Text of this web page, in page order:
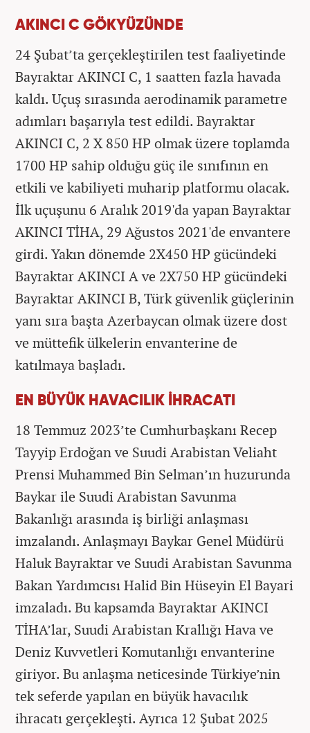
AKINCI C GÖKYÜZÜNDE
24 Şubat’ta gerçekleştirilen test faaliyetinde
Bayraktar AKINCI C, 1 saatten fazla havada
kaldı. Uçuş sırasında aerodinamik parametre
adımları başarıyla test edildi. Bayraktar
AKINCI C, 2 X 850 HP olmak üzere toplamda
1700 HP sahip olduğu güç ile sınıfının en
etkili ve kabiliyeti muharip platformu olacak.
İlk uçuşunu 6 Aralık 2019'da yapan Bayraktar
AKINCI TİHA, 29 Ağustos 2021'de envantere
girdi. Yakın dönemde 2X450 HP gücündeki
Bayraktar AKINCI A ve 2X750 HP gücündeki
Bayraktar AKINCI B, Türk güvenlik güçlerinin
yanı sıra başta Azerbaycan olmak üzere dost
ve müttefik ülkelerin envanterine de
katılmaya başladı.
EN BÜYÜK HAVACILIK İHRACATI
18 Temmuz 2023’te Cumhurbaşkanı Recep
Tayyip Erdoğan ve Suudi Arabistan Veliaht
Prensi Muhammed Bin Selman’ın huzurunda
Baykar ile Suudi Arabistan Savunma
Bakanlığı arasında iş birliği anlaşması
imzalandı. Anlaşmayı Baykar Genel Müdürü
Haluk Bayraktar ve Suudi Arabistan Savunma
Bakan Yardımcısı Halid Bin Hüseyin El Bayari
imzaladı. Bu kapsamda Bayraktar AKINCI
TİHA’lar, Suudi Arabistan Krallığı Hava ve
Deniz Kuvvetleri Komutanlığı envanterine
giriyor. Bu anlaşma neticesinde Türkiye’nin
tek seferde yapılan en büyük havacılık
ihracatı gerçekleşti. Ayrıca 12 Şubat 2025